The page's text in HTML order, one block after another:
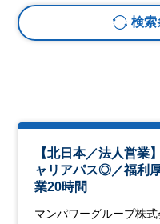
検索
【北日本／法人営業
ャリアパス◎／福利
業20時間
マンパワーグループ株式